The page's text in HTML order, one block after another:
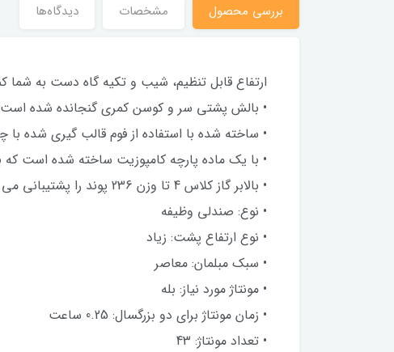
بررسى محصول مشخصات دیدگاه‌ها
ارتفاع قابل تنظیم، شیب و تکیه گاه دست به
• بالش پشتی سر و کوسن کمری گنجانده شده است
• ساخته شده با استفاده از فوم قالب گیری شده با
• با یک ماده پارچه کامپوزیت ساخته شده است
• بالابر گاز کلاس 4 تا وزن 236 پوند را پشتیبانی می کند.
• نوع: صندلی وظیفه
• نوع ارتفاع پشت: زیاد
• سبک مبلمان: معاصر
• مونتاژ مورد نیاز: بله
• زمان مونتاژ برای دو بزرگسال: 0.25 ساعت
• تعداد مونتاژ: 43